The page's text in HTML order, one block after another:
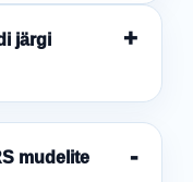
järgi
mudelite